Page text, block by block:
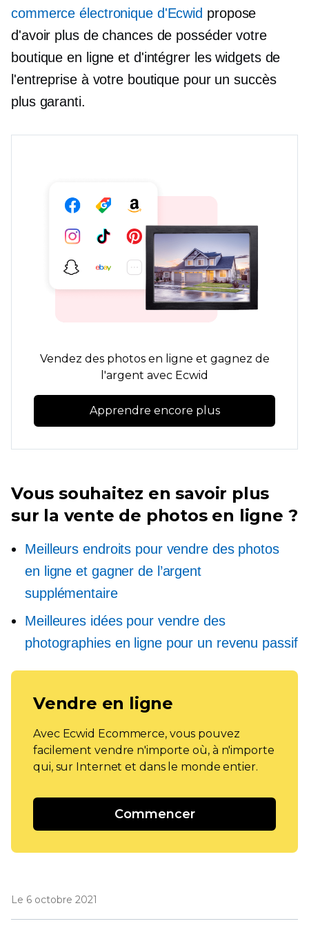
commerce électronique d'Ecwid propose
d'avoir plus de chances de posséder votre
boutique en ligne et d'intégrer les widgets de
l'entreprise à votre boutique pour un succès
plus garanti.
Vendez des photos en ligne et gagnez de
l'argent avec Ecwid
Apprendre encore plus
Vous souhaitez en savoir plus
sur la vente de photos en ligne ?
Meilleurs endroits pour vendre des photos
en ligne et gagner de l’argent
supplémentaire
Meilleures idées pour vendre des
photographies en ligne pour un revenu passif
Vendre en ligne
Avec Ecwid Ecommerce, vous pouvez
facilement vendre n'importe où, à n'importe
qui, sur Internet et dans le monde entier.
Commencer
Le 6 octobre 2021